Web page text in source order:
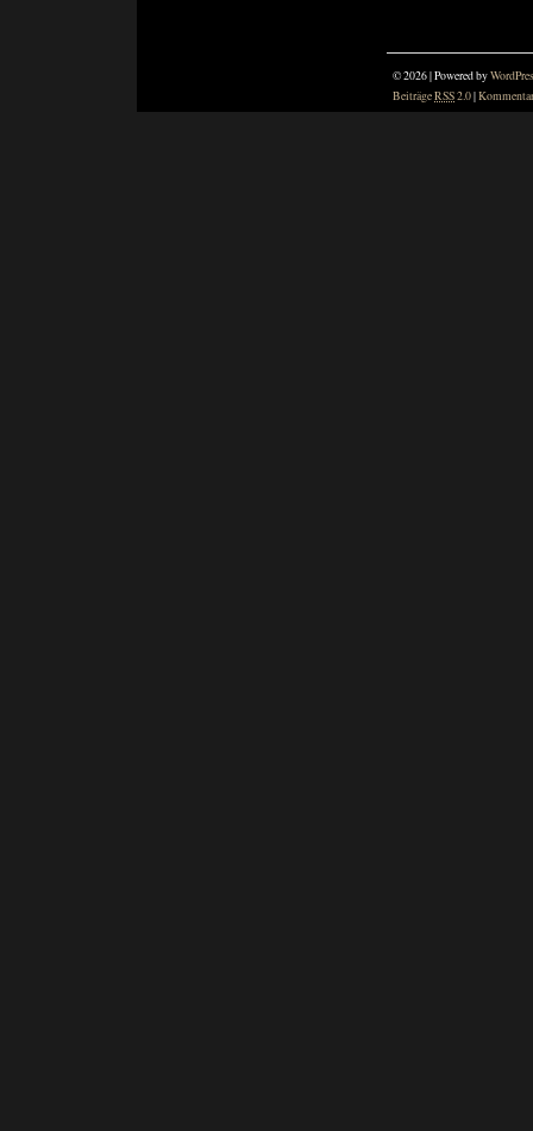
© 2026 | Powered by
BeiträgeRSS2.0|